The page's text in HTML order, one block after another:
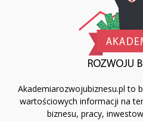
Akademiarozwojubiznesu.pl to
wartościowych informacji na
biznesu, pracy,